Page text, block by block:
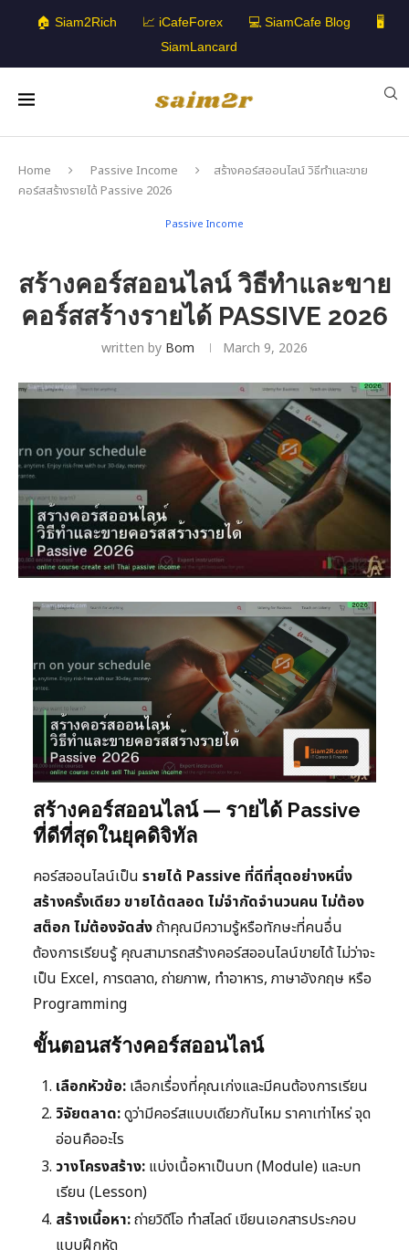
🏠 Siam2Rich 📈 iCafeForex 💻 SiamCafe Blog
🖥️
SiamLancard
Home Passive Income
สร้างคอร์สออนไลน์ วิธีทำและขาย
คอร์สสร้างรายได้ Passive 2026
Passive Income
สร้างคอร์สออนไลน์ วิธีทำและขาย
คอร์สสร้างรายได้ PASSIVE 2026
written by Bom March 9, 2026
สร้างคอร์สออนไลน์ — รายได้ Passive
ที่ดีที่สุดในยุคดิจิทัล
คอร์สออนไลน์เป็น รายได้ Passive ที่ดีที่สุดอย่างหนึ่ง
สร้างครั้งเดียว ขายได้ตลอด ไม่จำกัดจำนวนคน ไม่ต้อง
สต็อก ไม่ต้องจัดส่งถ้าคุณมีความรู้หรือทักษะที่คนอื่น
ต้องการเรียนรู้ คุณสามารถสร้างคอร์สออนไลน์ขายได้ ไม่ว่าจะ
เป็น Excel, การตลาด, ถ่ายภาพ, ทำอาหาร, ภาษาอังกฤษ หรือ
Programming
ขั้นตอนสร้างคอร์สออนไลน์
เลือกหัวข้อ: เลือกเรื่องที่คุณเก่งและมีคนต้องการเรียน
วิจัยตลาด:ดูว่ามีคอร์สแบบเดียวกันไหม ราคาเท่าไหร่ จุด
อ่อนคืออะไร
วางโครงสร้าง: แบ่งเนื้อหาเป็นบท (Module) และบท
เรียน (Lesson)
สร้างเนื้อหา:ถ่ายวิดีโอ ทำสไลด์ เขียนเอกสารประกอบ
แบบฝึกหัด